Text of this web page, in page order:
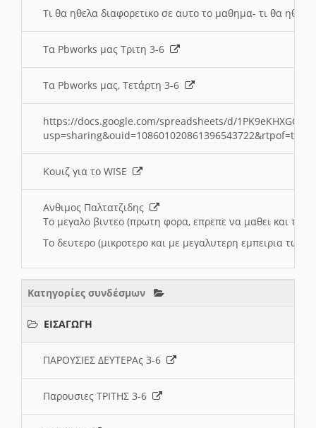
Τι θα ηθελα διαφορετικο σε αυτο το μαθημα- τι θα
Τα Pbworks μας Τριτη 3-6
Τα Pbworks μας, Τετάρτη 3-6
https://docs.google.com/spreadsheets/d/
Κουιζ για το WISE
Ανθιμος Παλτατζιδης
Το μεγαλο βιντεο (πρωτη φορα, επρεπε να μαθει και το
Το δευτερο (μικροτερο και με μεγαλυτερη εμπειρια
Κατηγορίες συνδέσμων
ΕΙΣΑΓΩΓΗ
ΠΑΡΟΥΣΙΕΣ ΔΕΥΤΕΡΑς 3-6
Παρουσιες ΤΡΙΤΗΣ 3-6